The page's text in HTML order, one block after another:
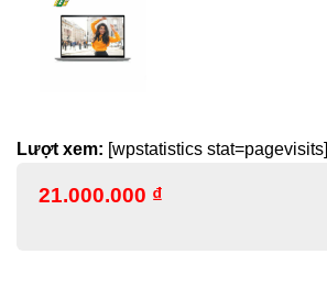
Lượt xem: [wpstatistics stat=pagevisits]
21.000.000 ₫